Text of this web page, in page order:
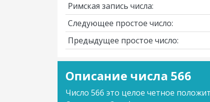
Римская запись числа:
Следующее простое число:
Предыдущее простое число:
Описание числа 566
Число 566 это целое четное